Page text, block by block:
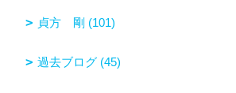
貞方 剛 (101)
過去ブログ (45)